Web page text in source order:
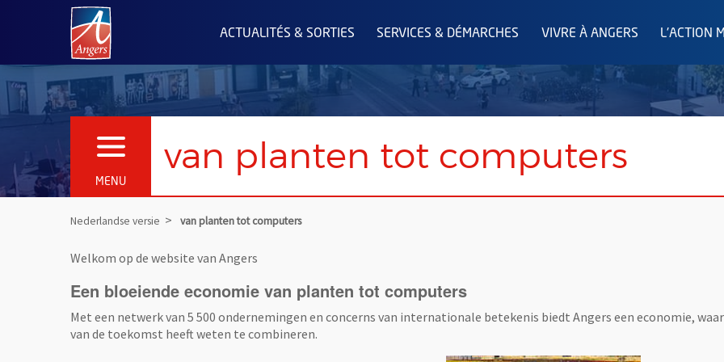
Angers.fr : Retour à l'accueil
ACTUALITÉS & SORTIES SERVICES & DÉMARCHES VIVRE À ANGERS L'ACTION
MENU
OUVRIR LE MENU van planten tot computers
Nederlandse versie van planten tot computers
Welkom op de website van Angers
Een bloeiende economie van planten tot computers
Met een netwerk van 5 500 ondernemingen en concerns van internationale betekenis biedt Angers een economie,
van de toekomst heeft weten te combineren.